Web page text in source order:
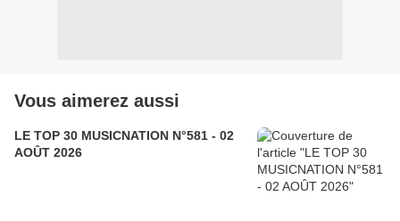
Vous aimerez aussi
LE TOP 30 MUSICNATION N°581 - 02
AOÛT 2026